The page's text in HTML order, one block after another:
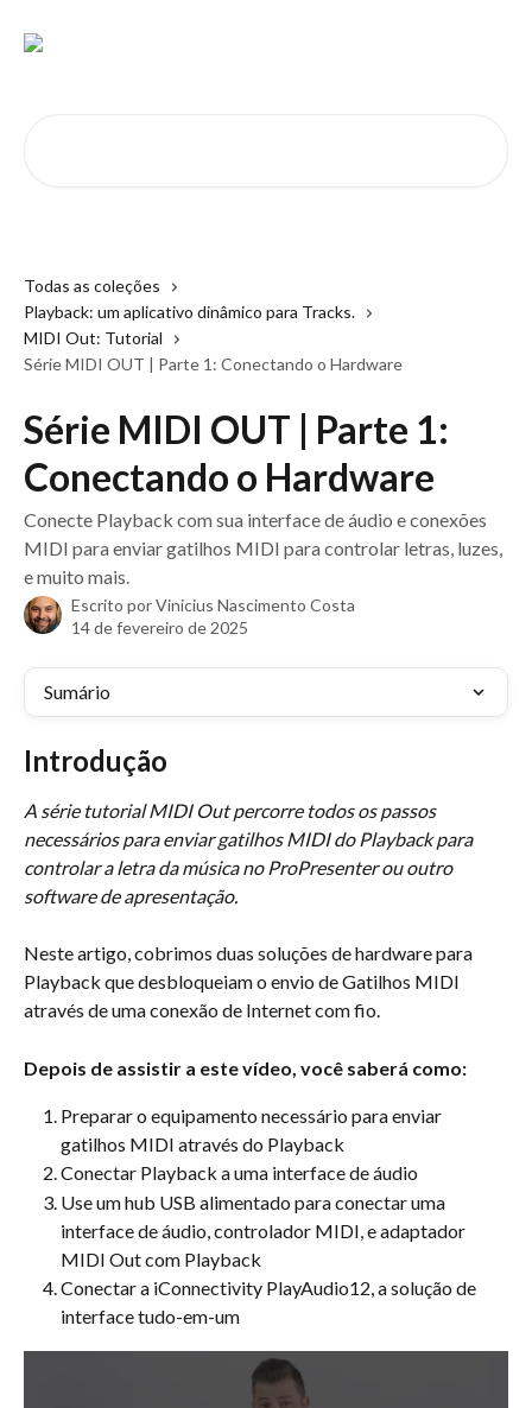
Todas as coleções
Playback: um aplicativo dinâmico para Tracks.
MIDI Out: Tutorial
Série MIDI OUT | Parte 1: Conectando o Hardware
Série MIDI OUT | Parte 1:
Conectando o Hardware
Conecte Playback com sua interface de áudio e conexões
MIDI para enviar gatilhos MIDI para controlar letras, luzes,
e muito mais.
Escrito porVinicius Nascimento Costa
14 de fevereiro de 2025
Sumário
Introdução
A série tutorial MIDI Out percorre todos os passos
necessários para enviar gatilhos MIDI do Playback para
controlar a letra da música no ProPresenter ou outro
software de apresentação.
Neste artigo, cobrimos duas soluções de hardware para
Playback que desbloqueiam o envio de Gatilhos MIDI
através de uma conexão de Internet com fio.
Depois de assistir a este vídeo, você saberá como:
Preparar o equipamento necessário para enviar
gatilhos MIDI através do Playback
Conectar Playback a uma interface de áudio
Use um hub USB alimentado para conectar uma
interface de áudio, controlador MIDI, e adaptador
MIDI Out com Playback
Conectar a iConnectivity PlayAudio12, a solução de
interface tudo-em-um